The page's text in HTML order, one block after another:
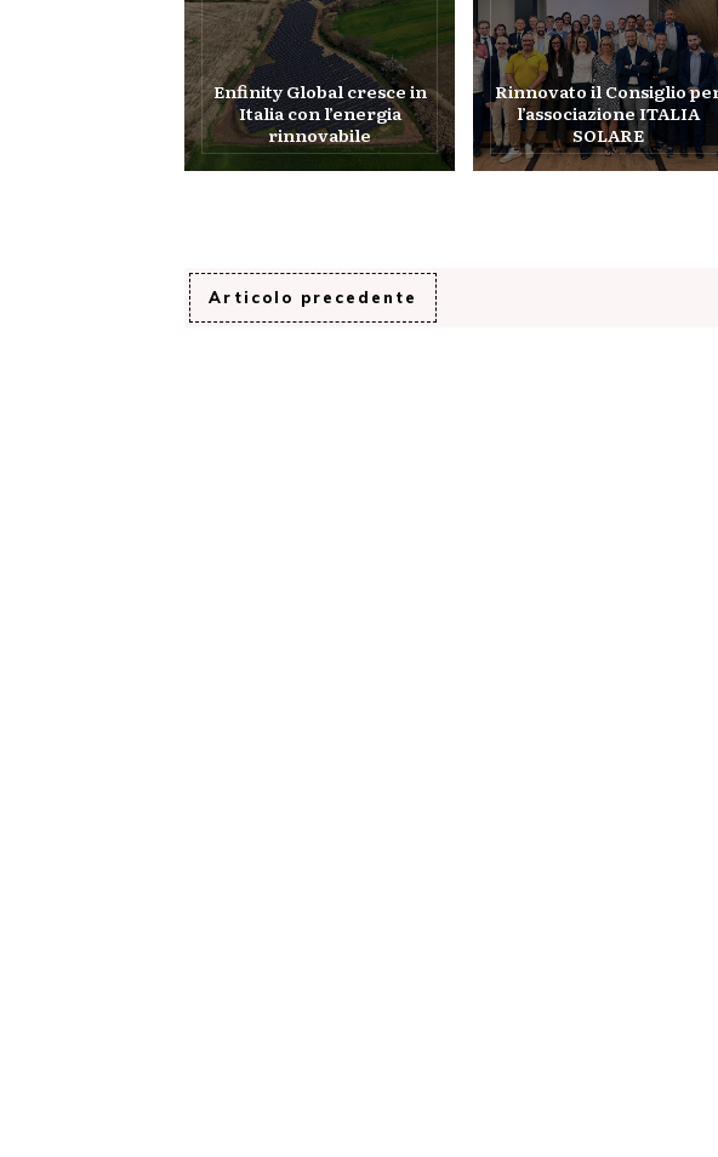
Enfinity Global cresce in
Italia con l’energia
rinnovabile
Rinnovato il Consiglio
l’associazione ITALIA
SOLARE
Articolo precedente